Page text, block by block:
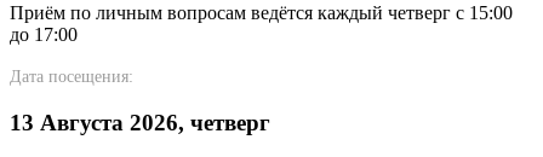
Приём по личным вопросам ведётся каждый четверг с 15:00
до 17:00
Дата посещения:
13 Августа 2026, четверг